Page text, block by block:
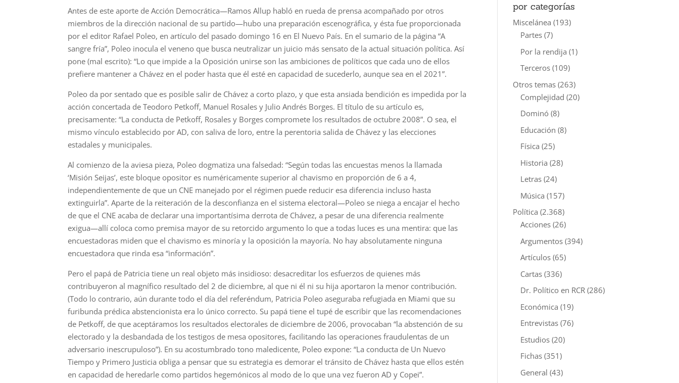
Antes de este aporte de Acción Democrática—Ramos Allup habló en rueda de prensa acompañado por otros
miembros de la dirección nacional de su partido—hubo una preparación escenográfica, y ésta fue proporcionada
por el editor Rafael Poleo, en artículo del pasado domingo 16 en El Nuevo País. En el sumario de la página “A
sangre fría”, Poleo inocula el veneno que busca neutralizar un juicio más sensato de la actual situación política. Así
pone (mal escrito): “Lo que impide a la Oposición unirse son las ambiciones de políticos que cada uno de ellos
prefiere mantener a Chávez en el poder hasta que él esté en capacidad de sucederlo, aunque sea en el 2021”.
Poleo da por sentado que es posible salir de Chávez a corto plazo, y que esta ansiada bendición es impedida por la
acción concertada de Teodoro Petkoff, Manuel Rosales y Julio Andrés Borges. El título de su artículo es,
precisamente: “La conducta de Petkoff, Rosales y Borges compromete los resultados de octubre 2008”. O sea, el
mismo vínculo establecido por AD, con saliva de loro, entre la perentoria salida de Chávez y las elecciones
estadales y municipales.
Al comienzo de la aviesa pieza, Poleo dogmatiza una falsedad: “Según todas las encuestas menos la llamada
‘Misión Seijas’, este bloque opositor es numéricamente superior al chavismo en proporción de 6 a 4,
independientemente de que un CNE manejado por el régimen puede reducir esa diferencia incluso hasta
extinguirla”. Aparte de la reiteración de la desconfianza en el sistema electoral—Poleo se niega a encajar el hecho
de que el CNE acaba de declarar una importantísima derrota de Chávez, a pesar de una diferencia realmente
exigua—allí coloca como premisa mayor de su retorcido argumento lo que a todas luces es una mentira: que las
encuestadoras miden que el chavismo es minoría y la oposición la mayoría. No hay absolutamente ninguna
encuestadora que rinda esa “información”.
Pero el papá de Patricia tiene un real objeto más insidioso: desacreditar los esfuerzos de quienes más
contribuyeron al magnífico resultado del 2 de diciembre, al que ni él ni su hija aportaron la menor contribución.
(Todo lo contrario, aún durante todo el día del referéndum, Patricia Poleo aseguraba refugiada en Miami que su
furibunda prédica abstencionista era lo único correcto. Su papá tiene el tupé de escribir que las recomendaciones
de Petkoff, de que aceptáramos los resultados electorales de diciembre de 2006, provocaban “la abstención de su
electorado y la desbandada de los testigos de mesa opositores, facilitando las operaciones fraudulentas de un
adversario inescrupuloso”). En su acostumbrado tono maledicente, Poleo expone: “La conducta de Un Nuevo
Tiempo y Primero Justicia obliga a pensar que su estrategia es demorar el tránsito de Chávez hasta que ellos estén
en capacidad de heredarle como partidos hegemónicos al modo de lo que una vez fueron AD y Copei”.
por categorías
Miscelánea (193)
Partes (7)
Por la rendija (1)
Terceros (109)
Otros temas (263)
Complejidad (20)
Dominó (8)
Educación (8)
Física (25)
Historia (28)
Letras (24)
Música (157)
Política (2.368)
Acciones (26)
Argumentos (394)
Artículos (65)
Cartas (336)
Dr. Político en RCR (286)
Económica (19)
Entrevistas (76)
Estudios (20)
Fichas (351)
General (43)